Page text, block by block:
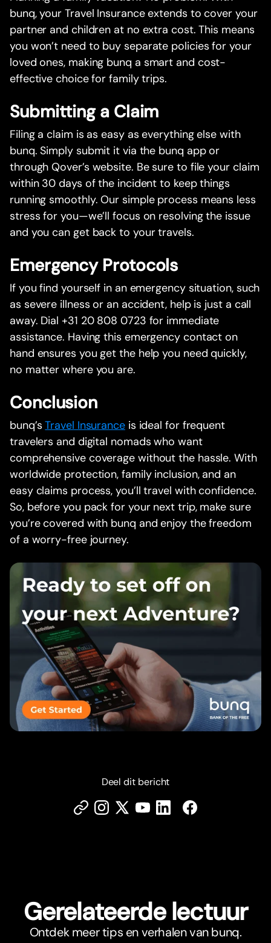
bunq, your Travel Insurance extends to cover your
partner and children at no extra cost. This means
you won’t need to buy separate policies for your
loved ones, making bunq a smart and cost-
effective choice for family trips.
Submitting a Claim
Filing a claim is as easy as everything else with
bunq. Simply submit it via the bunq app or
through Qover’s website. Be sure to file your claim
within 30 days of the incident to keep things
running smoothly. Our simple process means less
stress for you—we’ll focus on resolving the issue
and you can get back to your travels.
Emergency Protocols
If you find yourself in an emergency situation, such
as severe illness or an accident, help is just a call
away. Dial +31 20 808 0723 for immediate
assistance. Having this emergency contact on
hand ensures you get the help you need quickly,
no matter where you are.
Conclusion
bunq’sTravel Insuranceis ideal for frequent
travelers and digital nomads who want
comprehensive coverage without the hassle. With
worldwide protection, family inclusion, and an
easy claims process, you’ll travel with confidence.
So, before you pack for your next trip, make sure
you’re covered with bunq and enjoy the freedom
of a worry-free journey.
Deel dit bericht
Gerelateerde lectuur
Ontdek meer tips en verhalen van bunq.